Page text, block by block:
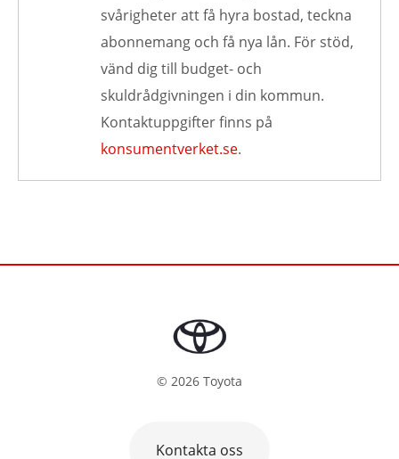
svårigheter att få hyra bostad, teckna
abonnemang och få nya lån. För stöd,
vänd dig till budget- och
skuldrådgivningen i din kommun.
Kontaktuppgifter finns på
konsumentverket.se.
© 2026 Toyota
Kontakta oss